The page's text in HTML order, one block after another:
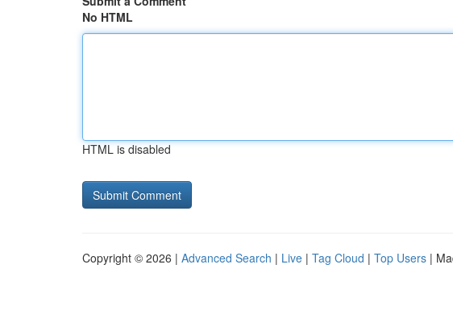
No HTML
HTML is disabled
Copyright © 2026 | Advanced Search | Live | Tag Cloud | Top Users |